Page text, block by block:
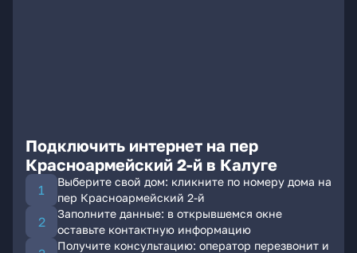
Подключить интернет на пер
Красноармейский 2-й в Калуге
Выберите свой дом: кликните по номеру дома на
пер Красноармейский 2-й
Заполните данные: в открывшемся окне
оставьте контактную информацию
Получите консультацию: оператор перезвонит и